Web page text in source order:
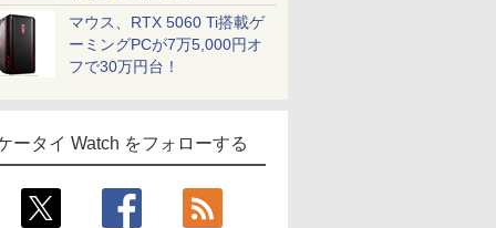
マウス、RTX 5060 Ti搭載ゲ
ーミングPCが7万5,000円オ
フで30万円台！
ータイ Watch をフォローする